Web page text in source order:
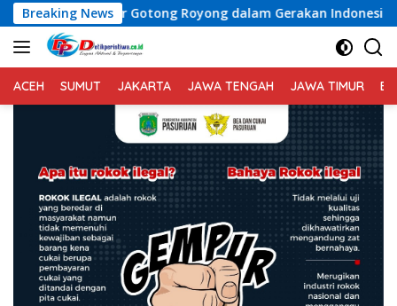
Langsung
ke
konten
Breaking News
Royong dalam Gerakan Indonesia Asri Voli Putra
ACEH SUMUT JAKARTA JAWA TENGAH JAWA TIMUR